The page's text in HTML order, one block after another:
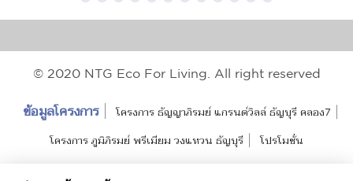
© 2020 NTG Eco For Living. All right reserved
ข้อมูลโครงการ โครงการ ธัญญาภิรมย์ แกรนด์วิลล์ ธัญบุรี คลอง7
โครงการ ภูมิภิรมย์ พรีเมียม วงแหวน ธัญบุรี โปรโมชั่น
แนวคิดการออกแบบ